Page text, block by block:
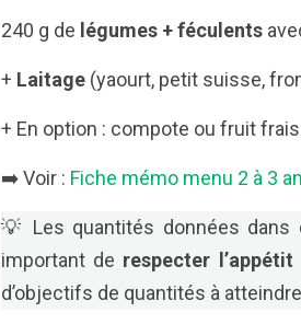
240 g de légumes + féculents
+ Laitage(yaourt, petit suisse,
+ En option : compote ou fruit frais
➡️ Voir : Fiche mémo menu 2 à 3
💡 Les quantités données
important de respecter
d’objectifs de quantités à